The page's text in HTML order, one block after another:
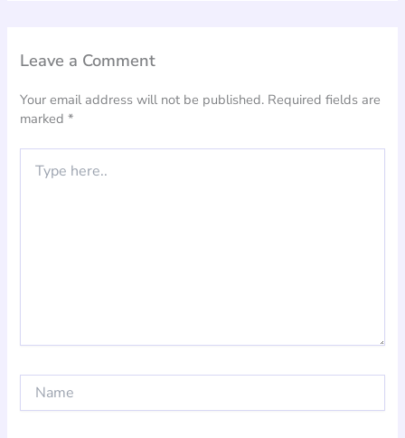
Leave a Comment
Your email address will not be published. Required fields are
marked*
here..